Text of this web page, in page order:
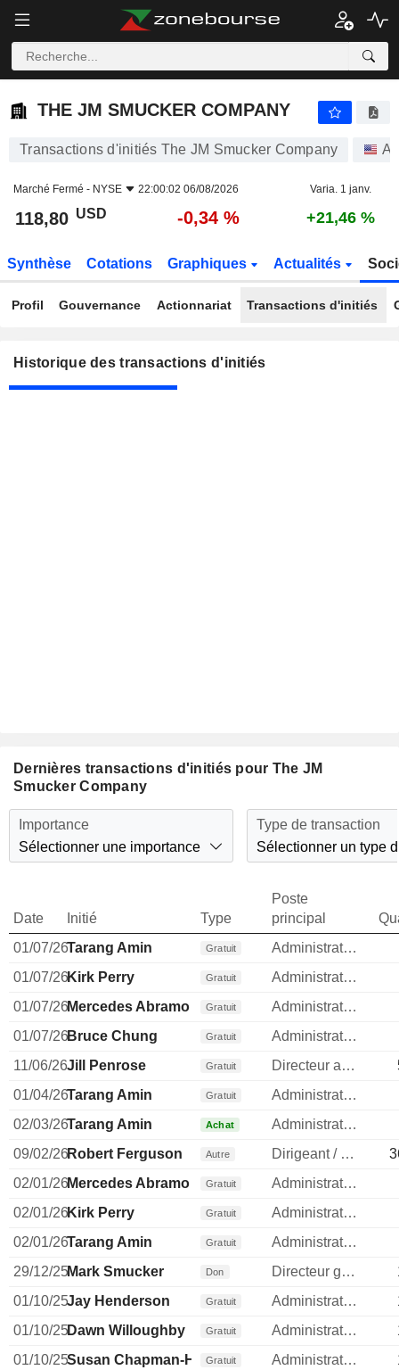
THE JM SMUCKER COMPANY
THE JM SMUCKER COMPANY
Transactions d'initiés The JM Smucker Company
Marché Fermé - NYSE 22:00:02 06/08/2026 Varia. 1 janv.
118,80 USD -0,34 % +21,46 %
Synthèse Cotations Graphiques Actualités
Profil Gouvernance Actionnariat Transactions d'initiés
Historique des transactions d'initiés
Dernières transactions d'initiés pour The JM
Smucker Company
Importance
Sélectionner une importance
Type de transaction
Sélectionner un type
Date Initié Type
Poste
principal
01/07/26Tarang Amin Gratuit
Administrateur
01/07/26Kirk Perry Gratuit
Administrateur
01/07/26Mercedes Abramo Gratuit
Administrateur
01/07/26Bruce Chung Gratuit
Administrateur
11/06/26Jill Penrose Gratuit Directeur administratif
01/04/26Tarang Amin Gratuit
Administrateur
02/03/26Tarang Amin Achat
Administrateur
09/02/26Robert Ferguson Autre Dirigeant / cadre principal
02/01/26Mercedes Abramo Gratuit
Administrateur
02/01/26Kirk Perry Gratuit
Administrateur
02/01/26Tarang Amin Gratuit
Administrateur
29/12/25Mark Smucker Don Directeur general
01/10/25Jay Henderson Gratuit Administrateur
01/10/25Dawn Willoughby Gratuit Administrateur
01/10/25Susan Chapman-Hughes
Gratuit Administrateur